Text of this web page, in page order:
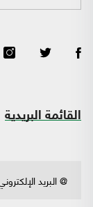
القائمة البريدية